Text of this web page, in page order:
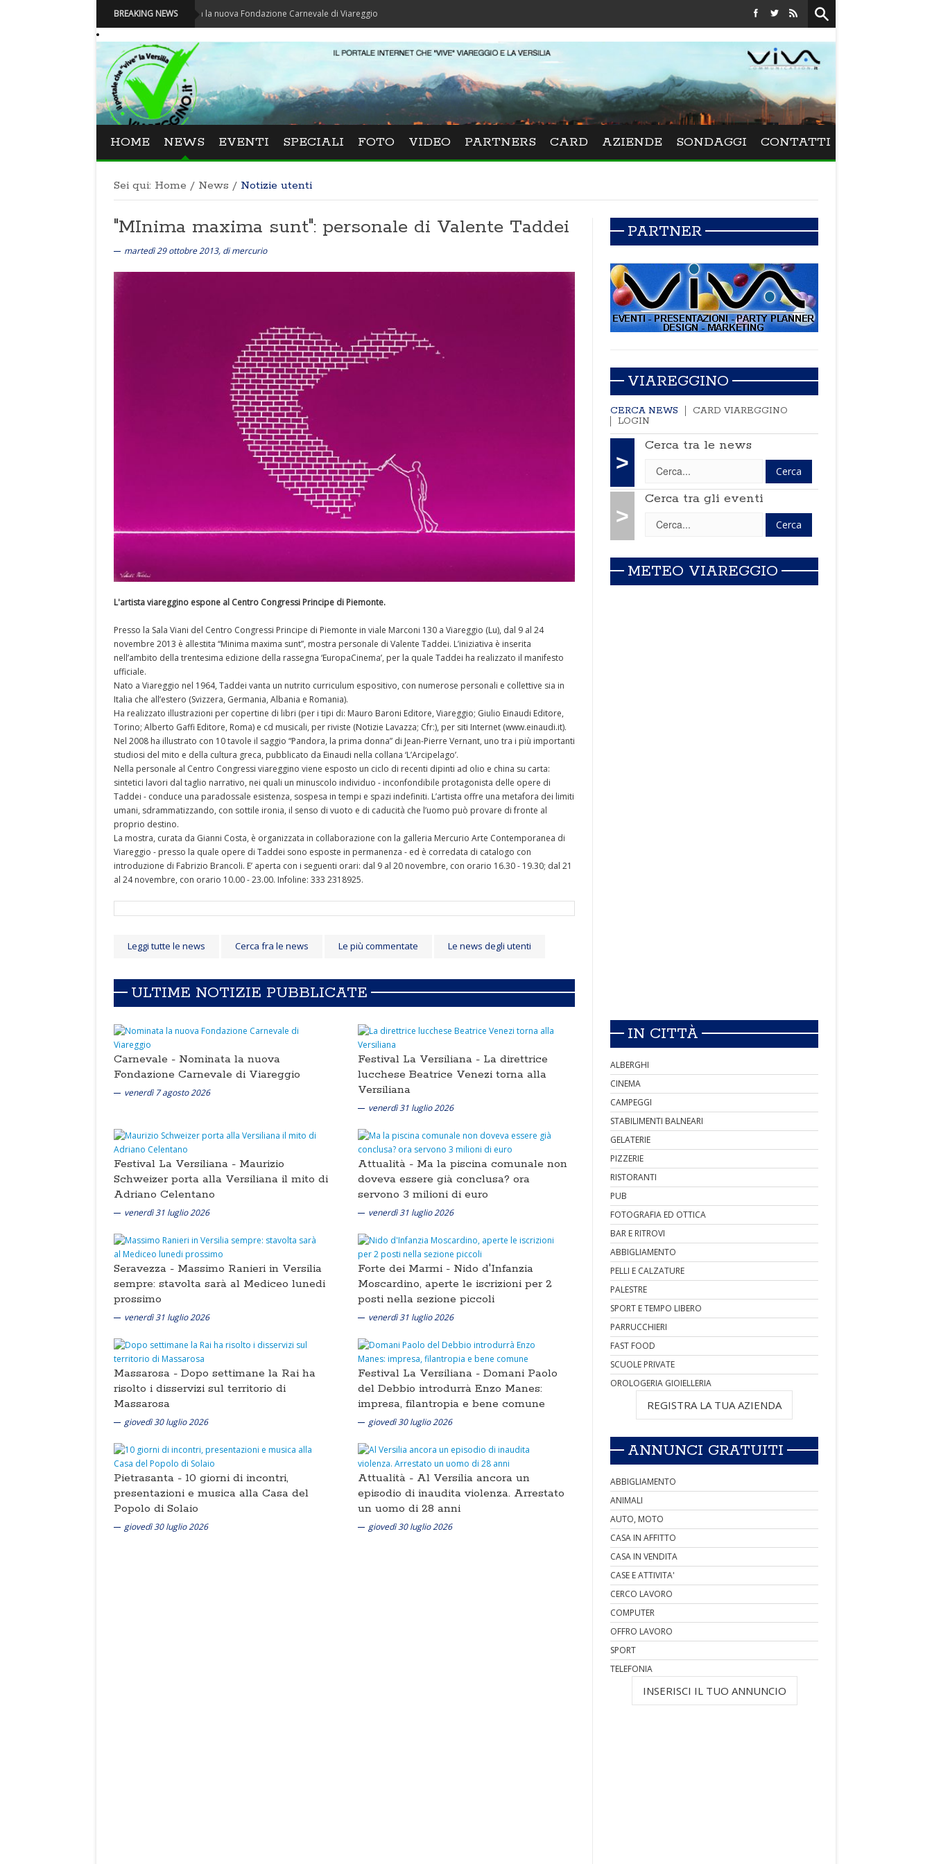
BREAKING NEWS
Carnevale - Nominata la nuova Fondazione Carnevale di Viareggio Festival La Versiliana - La direttrice lucchese Beatrice
HOME NEWS EVENTI SPECIALI FOTO VIDEO PARTNERS CARD AZIENDE SONDAGGI CONTATTI
Sei qui: Home / News / Notizie utenti
"MInima maxima sunt": personale di Valente Taddei
martedì 29 ottobre 2013, di mercurio
L'artista viareggino espone al Centro Congressi Principe di Piemonte.
Presso la Sala Viani del Centro Congressi Principe di Piemonte in viale Marconi 130 a Viareggio (Lu), dal 9 al 24
novembre 2013 è allestita “Minima maxima sunt”, mostra personale di Valente Taddei. L’iniziativa è inserita
nell’ambito della trentesima edizione della rassegna ‘EuropaCinema’, per la quale Taddei ha realizzato il manifesto
ufficiale.
Nato a Viareggio nel 1964, Taddei vanta un nutrito curriculum espositivo, con numerose personali e collettive sia in
Italia che all’estero (Svizzera, Germania, Albania e Romania).
Ha realizzato illustrazioni per copertine di libri (per i tipi di: Mauro Baroni Editore, Viareggio; Giulio Einaudi Editore,
Torino; Alberto Gaffi Editore, Roma) e cd musicali, per riviste (Notizie Lavazza; Cfr:), per siti Internet (www.einaudi.it).
Nel 2008 ha illustrato con 10 tavole il saggio “Pandora, la prima donna” di Jean-Pierre Vernant, uno tra i più importanti
studiosi del mito e della cultura greca, pubblicato da Einaudi nella collana ‘L’Arcipelago’.
Nella personale al Centro Congressi viareggino viene esposto un ciclo di recenti dipinti ad olio e china su carta:
sintetici lavori dal taglio narrativo, nei quali un minuscolo individuo - inconfondibile protagonista delle opere di
Taddei - conduce una paradossale esistenza, sospesa in tempi e spazi indefiniti. L’artista offre una metafora dei limiti
umani, sdrammatizzando, con sottile ironia, il senso di vuoto e di caducità che l’uomo può provare di fronte al
proprio destino.
La mostra, curata da Gianni Costa, è organizzata in collaborazione con la galleria Mercurio Arte Contemporanea di
Viareggio - presso la quale opere di Taddei sono esposte in permanenza - ed è corredata di catalogo con
introduzione di Fabrizio Brancoli. E’ aperta con i seguenti orari: dal 9 al 20 novembre, con orario 16.30 - 19.30; dal 21
al 24 novembre, con orario 10.00 - 23.00. Infoline: 333 2318925.
Leggi tutte le news Cerca fra le news Le più commentate Le news degli utenti
ULTIME NOTIZIE PUBBLICATE
Carnevale - Nominata la nuova
Fondazione Carnevale di Viareggio
venerdì 7 agosto 2026
Festival La Versiliana - La direttrice
lucchese Beatrice Venezi torna alla
Versiliana
venerdì 31 luglio 2026
Festival La Versiliana - Maurizio
Schweizer porta alla Versiliana il mito di
Adriano Celentano
venerdì 31 luglio 2026
Attualità - Ma la piscina comunale non
doveva essere già conclusa? ora
servono 3 milioni di euro
venerdì 31 luglio 2026
Seravezza - Massimo Ranieri in Versilia
sempre: stavolta sarà al Mediceo lunedi
prossimo
venerdì 31 luglio 2026
Forte dei Marmi - Nido d'Infanzia
Moscardino, aperte le iscrizioni per 2
posti nella sezione piccoli
venerdì 31 luglio 2026
Massarosa - Dopo settimane la Rai ha
risolto i disservizi sul territorio di
Massarosa
giovedì 30 luglio 2026
Festival La Versiliana - Domani Paolo
del Debbio introdurrà Enzo Manes:
impresa, filantropia e bene comune
giovedì 30 luglio 2026
Pietrasanta - 10 giorni di incontri,
presentazioni e musica alla Casa del
Popolo di Solaio
giovedì 30 luglio 2026
Attualità - Al Versilia ancora un
episodio di inaudita violenza. Arrestato
un uomo di 28 anni
giovedì 30 luglio 2026
PARTNER
VIAREGGINO
CERCA NEWS
CARD VIAREGGINO
LOGIN
>
Cerca tra le news
>
Cerca tra gli eventi
METEO VIAREGGIO
IN CITTÀ
ALBERGHI
CINEMA
CAMPEGGI
STABILIMENTI BALNEARI
GELATERIE
PIZZERIE
RISTORANTI
PUB
FOTOGRAFIA ED OTTICA
BAR E RITROVI
ABBIGLIAMENTO
PELLI E CALZATURE
PALESTRE
SPORT E TEMPO LIBERO
PARRUCCHIERI
FAST FOOD
SCUOLE PRIVATE
OROLOGERIA GIOIELLERIA
REGISTRA LA TUA AZIENDA
ANNUNCI GRATUITI
ABBIGLIAMENTO
ANIMALI
AUTO, MOTO
CASA IN AFFITTO
CASA IN VENDITA
CASE E ATTIVITA'
CERCO LAVORO
COMPUTER
OFFRO LAVORO
SPORT
TELEFONIA
INSERISCI IL TUO ANNUNCIO